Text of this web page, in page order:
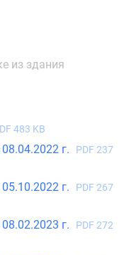
из здания
483 KB
г.
PDF 237
г.
PDF 267
г.
PDF 272